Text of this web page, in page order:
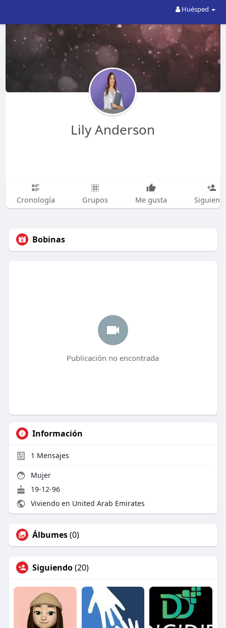
Huésped
Lily Anderson
Cronología Grupos Me gusta
Bobinas
Publicación no encontrada
Información
1 Mensajes
Mujer
19-12-96
Viviendo en United Arab Emirates
Álbumes(0)
Siguiendo(20)